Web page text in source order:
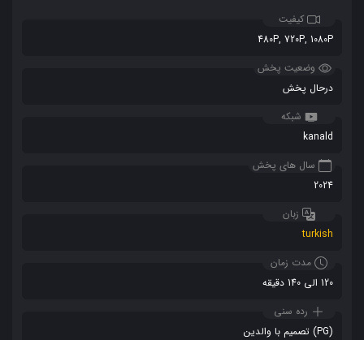
کیفیت
480P, 720P, 1080P
وضعیت پخش
درحال پخش
شبکه
kanald
سال های پخش
2024
زبان
turkish
مدت زمان
120 الی 140 دقیقه
رده سنی
(PG) تصمیم با والدین